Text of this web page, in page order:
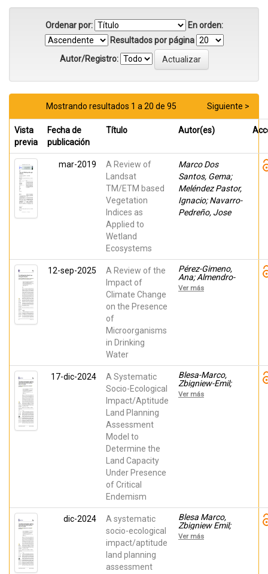
Ordenar por:
En orden:
Resultados por página
Autor/Registro:
Mostrando resultados 1 a 20 de 95 Siguiente >
Vista
previa
Fecha de
publicación
Título Autor(es)
mar-2019
A Review of
Landsat
TM/ETM based
Vegetation
Indices as
Applied to
Wetland
Ecosystems
Marco Dos
Santos, Gema;
Meléndez Pastor,
Ignacio; Navarro-
Pedreño, Jose
12-sep-2025
A Review of the
Impact of
Climate Change
on the Presence
of
Microorganisms
in Drinking
Water
Pérez-Gimeno,
Ana; Almendro-
Candel, María
Belén; Gómez
Pedreño, Jose
Ver más
17-dic-2024
A Systematic
Socio-Ecological
Impact/Aptitude
Land Planning
Assessment
Model to
Determine the
Land Capacity
Under Presence
of Critical
Endemism
Blesa-Marco,
Zbigniew-Emil;
Agulló Torres,
Asunción María;
Ver más
dic-2024
A systematic
socio-ecological
impact/aptitude
land planning
assessment
Blesa Marco,
Zbigniew Emil;
Agulló Torres,
Asunción María;
Ver más